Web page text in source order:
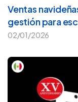
Ventas
gestión para
02/01/2026